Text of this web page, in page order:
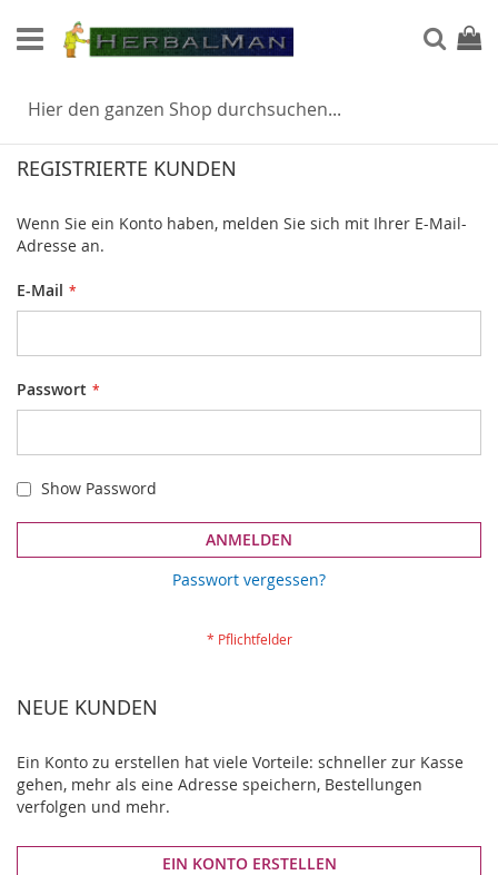
zum
Inhalt
KUNDENLOGIN
REGISTRIERTE KUNDEN
Wenn Sie ein Konto haben, melden Sie sich mit Ihrer E-Mail-
Adresse an.
E-Mail
Passwort
Show Password
ANMELDEN
Passwort vergessen?
NEUE KUNDEN
Ein Konto zu erstellen hat viele Vorteile: schneller zur Kasse
gehen, mehr als eine Adresse speichern, Bestellungen
verfolgen und mehr.
EIN KONTO ERSTELLEN